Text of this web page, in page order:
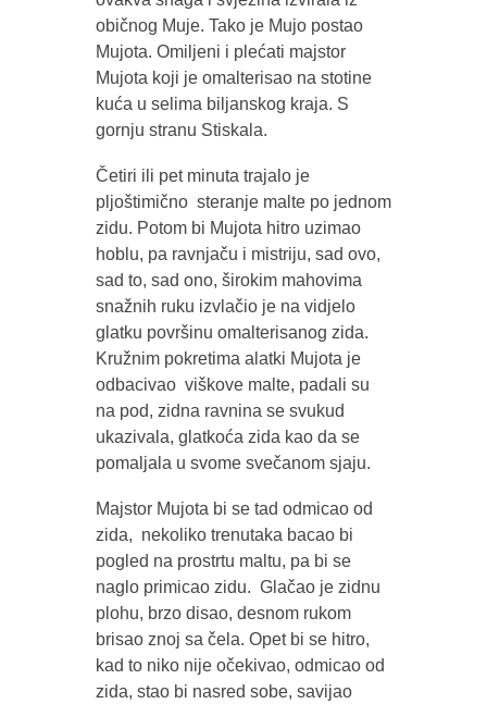
običnog Muje. Tako je Mujo postao
Mujota. Omiljeni i plećati majstor
Mujota koji je omalterisao na stotine
kuća u selima biljanskog kraja. S
gornju stranu Stiskala.
Četiri ili pet minuta trajalo je
pljoštimično steranje malte po jednom
zidu. Potom bi Mujota hitro uzimao
hoblu, pa ravnjaču i mistriju, sad ovo,
sad to, sad ono, širokim mahovima
snažnih ruku izvlačio je na vidjelo
glatku površinu omalterisanog zida.
Kružnim pokretima alatki Mujota je
odbacivao viškove malte, padali su
na pod, zidna ravnina se svukud
ukazivala, glatkoća zida kao da se
pomaljala u svome svečanom sjaju.
Majstor Mujota bi se tad odmicao od
zida, nekoliko trenutaka bacao bi
pogled na prostrtu maltu, pa bi se
naglo primicao zidu. Glačao je zidnu
plohu, brzo disao, desnom rukom
brisao znoj sa čela. Opet bi se hitro,
kad to niko nije očekivao, odmicao od
zida, stao bi nasred sobe, savijao